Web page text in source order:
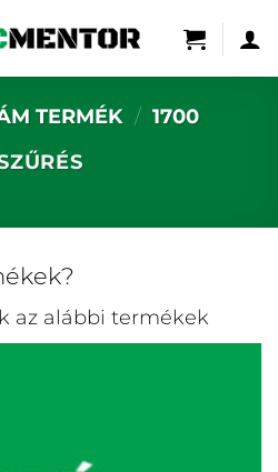
TERMÉK / 1700
az alábbi termékek